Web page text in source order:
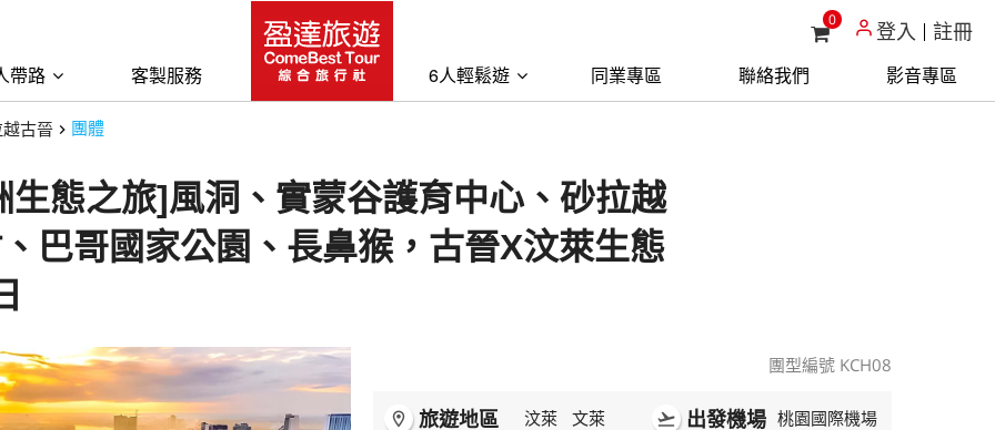
帶路 客製服務 6人輕鬆遊 同業專區 聯絡我們 影音專區
0 登入 註冊
古晉 團體
生態之旅]風洞、實蒙谷護育中心、砂拉越
巴哥國家公園、長鼻猴，古晉X汶萊生態
團型編號 KCH08
room 旅遊地區 汶萊
文萊
flight_takeoff 出發機場 桃園國際機場